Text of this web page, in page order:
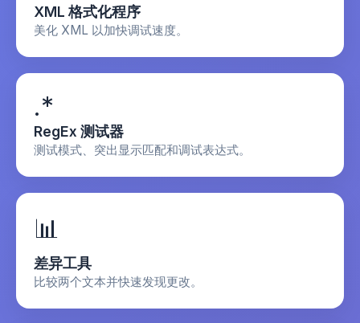
XML 格式化程序
美化 XML 以加快调试速度。
.*
RegEx 测试器
测试模式、突出显示匹配和调试表达式。
📊
差异工具
比较两个文本并快速发现更改。